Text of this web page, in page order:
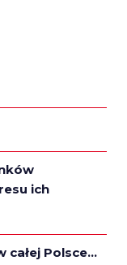
ich
całej Polsce…